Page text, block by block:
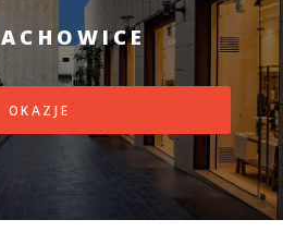
OKAZJE